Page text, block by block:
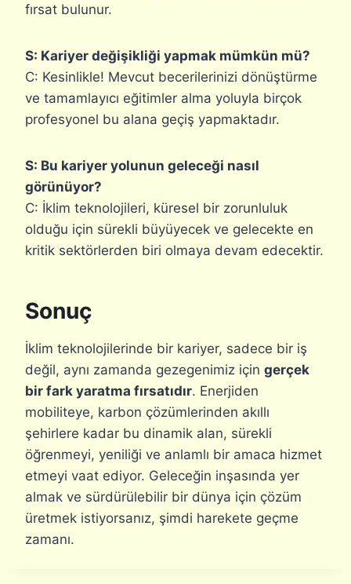
fırsat bulunur.
S: Kariyer değişikliği yapmak mümkün mü?
C: Kesinlikle! Mevcut becerilerinizi dönüştürme
ve tamamlayıcı eğitimler alma yoluyla birçok
profesyonel bu alana geçiş yapmaktadır.
S: Bu kariyer yolunun geleceği nasıl
görünüyor?
C: İklim teknolojileri, küresel bir zorunluluk
olduğu için sürekli büyüyecek ve gelecekte en
kritik sektörlerden biri olmaya devam edecektir.
Sonuç
İklim teknolojilerinde bir kariyer, sadece bir iş
değil, aynı zamanda gezegenimiz için gerçek
bir fark yaratma fırsatıdır. Enerjiden
mobiliteye, karbon çözümlerinden akıllı
şehirlere kadar bu dinamik alan, sürekli
öğrenmeyi, yeniliği ve anlamlı bir amaca hizmet
etmeyi vaat ediyor. Geleceğin inşasında yer
almak ve sürdürülebilir bir dünya için çözüm
üretmek istiyorsanız, şimdi harekete geçme
zamanı.